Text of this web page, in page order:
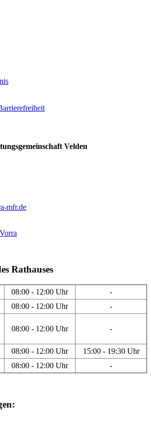
Velden
mfr.de
Rathauses
08:00 - 12:00 Uhr
-
08:00 - 12:00 Uhr -
08:00 - 12:00 Uhr -
08:00 - 12:00 Uhr
15:00 - 19:30 Uhr
08:00 - 12:00 Uhr -